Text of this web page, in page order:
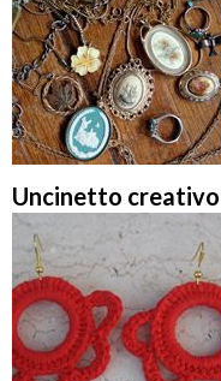
Uncinetto creativo